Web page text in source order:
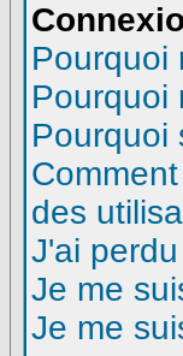
Pourquoi
Pourquoi
Pourquoi
des
J'ai
Je me
Je me